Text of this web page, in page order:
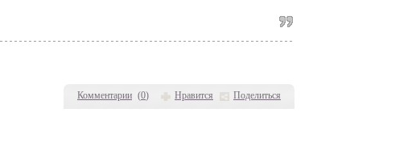
Комментарии (0) Нравится Поделиться